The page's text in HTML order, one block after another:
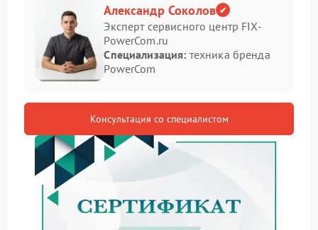
Признаки неисправности
USB‑порта
Убедиться в проблеме с портом помогут следующие
наблюдения:
компьютер не видит ИБП при подключении
работы устройства;
в диспетчере устройств порт определяется как
неизвестное оборудование;
подключение и отключение кабеля не вызывает
реакции системы;
индикатор возле порта не загорается при
Александр Соколов
Эксперт сервисного центр FIX-
PowerCom.ru
Специализация: техника бренда
PowerCom
Консультация со специалистом